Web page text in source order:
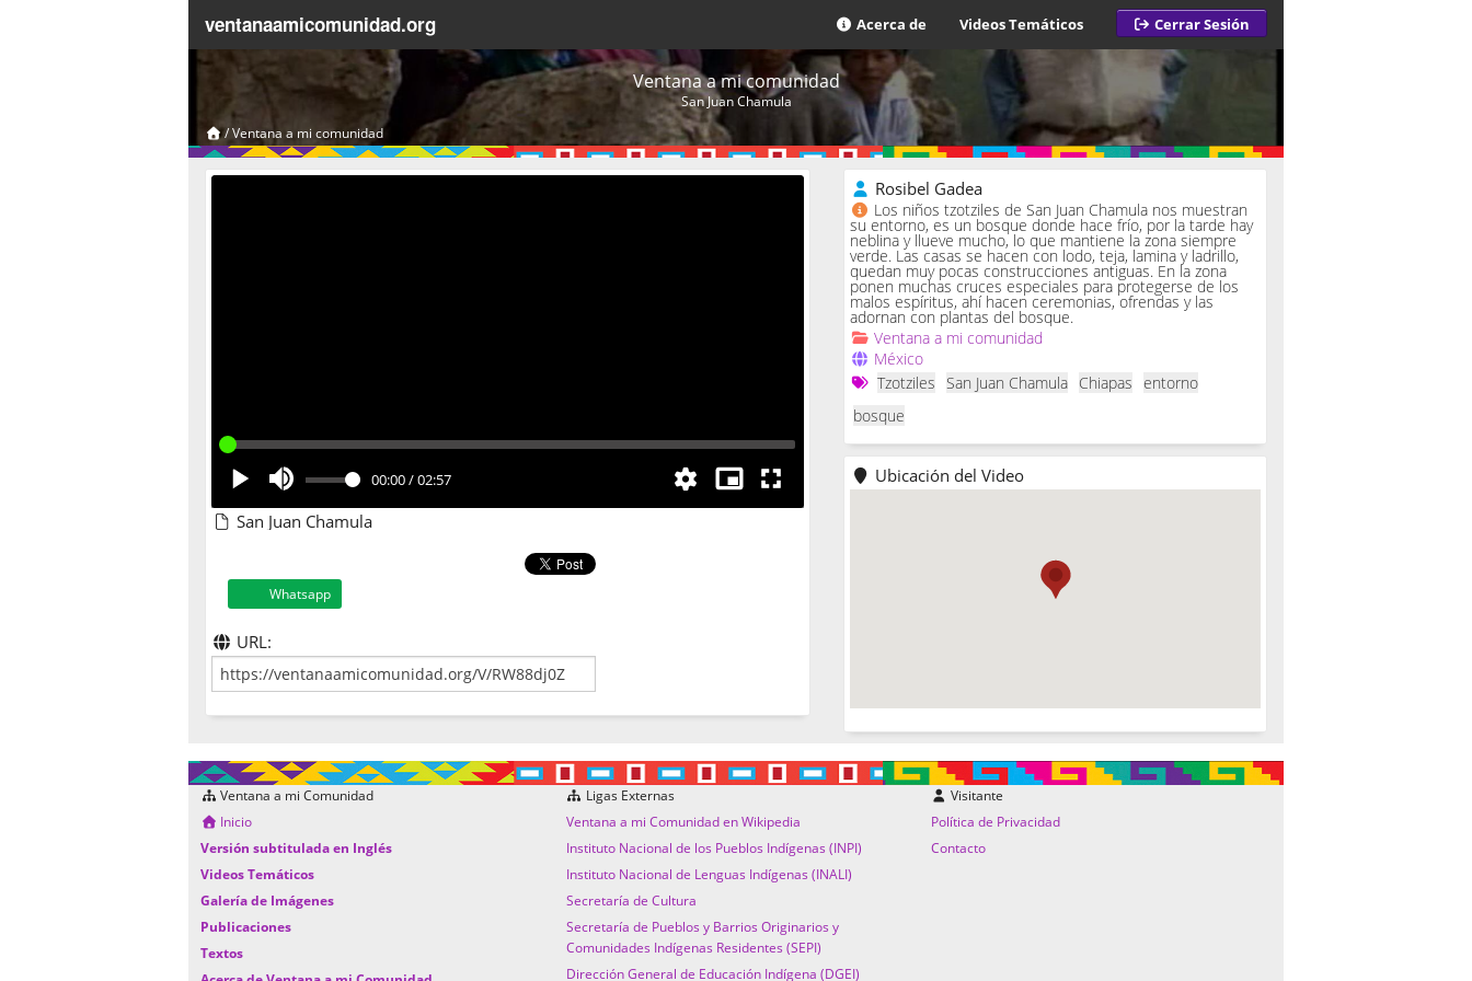
ventanaamicomunidad.org Acerca de Videos Temáticos Cerrar Sesión
Ventana a mi comunidad
San Juan Chamula
/Ventana a mi comunidad
00:00/02:57
San Juan Chamula
Whatsapp
URL:
Rosibel Gadea
Los niños tzotziles de San Juan Chamula nos muestran
su entorno, es un bosque donde hace frío, por la tarde hay
neblina y llueve mucho, lo que mantiene la zona siempre
verde. Las casas se hacen con lodo, teja, lamina y ladrillo,
quedan muy pocas construcciones antiguas. En la zona
ponen muchas cruces especiales para protegerse de los
malos espíritus, ahí hacen ceremonias, ofrendas y las
adornan con plantas del bosque.
Ventana a mi comunidad
México
Tzotziles San Juan Chamula Chiapas entorno
bosque
Ubicación del Video
Ventana a mi Comunidad
Inicio
Versión subtitulada en Inglés
Videos Temáticos
Galería de Imágenes
Publicaciones
Textos
Ligas Externas
Ventana a mi Comunidad en Wikipedia
Instituto Nacional de los Pueblos Indígenas (INPI)
Instituto Nacional de Lenguas Indígenas (INALI)
Secretaría de Cultura
Secretaría de Pueblos y Barrios Originarios y
Comunidades Indígenas Residentes (SEPI)
Dirección General de Educación Indígena (DGEI)
Visitante
Política de Privacidad
Contacto